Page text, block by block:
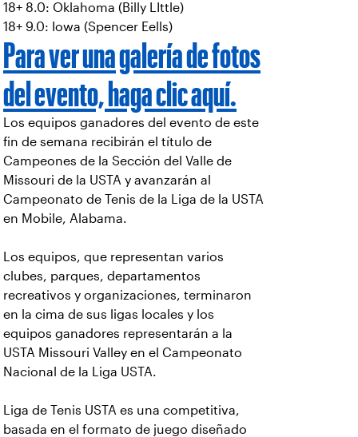
18+ 8.0: Oklahoma (Billy LIttle)
18+ 9.0: Iowa (Spencer Eells)
Para ver una galería de fotos
del evento, haga clic aquí.
Los equipos ganadores del evento de este
fin de semana recibirán el título de
Campeones de la Sección del Valle de
Missouri de la USTA y avanzarán al
Campeonato de Tenis de la Liga de la USTA
en Mobile, Alabama.
Los equipos, que representan varios
clubes, parques, departamentos
recreativos y organizaciones, terminaron
en la cima de sus ligas locales y los
equipos ganadores representarán a la
USTA Missouri Valley en el Campeonato
Nacional de la Liga USTA.
Liga de Tenis USTA es una competitiva,
basada en el formato de juego diseñado